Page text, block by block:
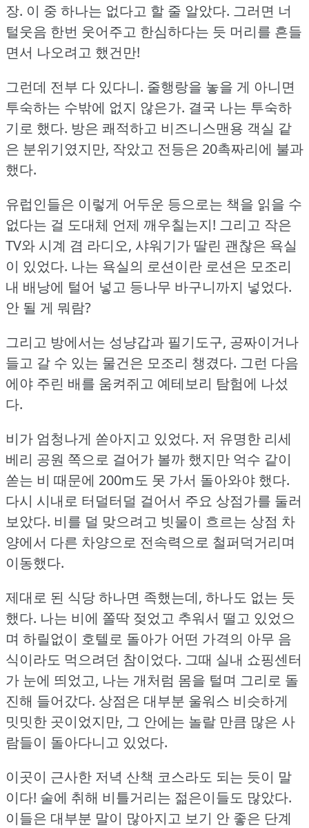
장. 이 중 하나는 없다고 할 줄 알았다. 그러면 너
털웃음 한번 웃어주고 한심하다는 듯 머리를 흔들
면서 나오려고 했건만!
그런데 전부 다 있다니. 줄행랑을 놓을 게 아니면
투숙하는 수밖에 없지 않은가. 결국 나는 투숙하
기로 했다. 방은 쾌적하고 비즈니스맨용 객실 같
은 분위기였지만, 작았고 전등은 20촉짜리에 불과
했다.
유럽인들은 이렇게 어두운 등으로는 책을 읽을 수
없다는 걸 도대체 언제 깨우칠는지! 그리고 작은
TV와 시계 겸 라디오, 샤워기가 딸린 괜찮은 욕실
이 있었다. 나는 욕실의 로션이란 로션은 모조리
내 배낭에 털어 넣고 등나무 바구니까지 넣었다.
안 될 게 뭐람?
그리고 방에서는 성냥갑과 필기도구, 공짜이거나
들고 갈 수 있는 물건은 모조리 챙겼다. 그런 다음
에야 주린 배를 움켜쥐고 예테보리 탐험에 나섰
다.
비가 엄청나게 쏟아지고 있었다. 저 유명한 리세
베리 공원 쪽으로 걸어가 볼까 했지만 억수 같이
쏟는 비 때문에 200m도 못 가서 돌아와야 했다.
다시 시내로 터덜터덜 걸어서 주요 상점가를 둘러
보았다. 비를 덜 맞으려고 빗물이 흐르는 상점 차
양에서 다른 차양으로 전속력으로 철퍼덕거리며
이동했다.
제대로 된 식당 하나면 족했는데, 하나도 없는 듯
했다. 나는 비에 쫄딱 젖었고 추워서 떨고 있었으
며 하릴없이 호텔로 돌아가 어떤 가격의 아무 음
식이라도 먹으려던 참이었다. 그때 실내 쇼핑센터
가 눈에 띄었고, 나는 개처럼 몸을 털며 그리로 돌
진해 들어갔다. 상점은 대부분 울워스 비슷하게
밋밋한 곳이었지만, 그 안에는 놀랄 만큼 많은 사
람들이 돌아다니고 있었다.
이곳이 근사한 저녁 산책 코스라도 되는 듯이 말
이다! 술에 취해 비틀거리는 젊은이들도 많았다.
이들은 대부분 말이 많아지고 보기 안 좋은 단계